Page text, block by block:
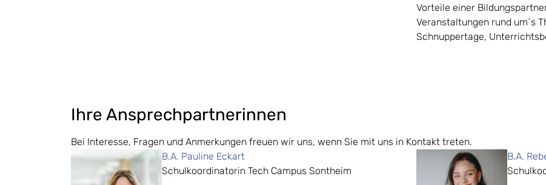
Vorteile einer
Veranstaltungen rund um´s
Schnuppertage,
Ihre Ansprechpartnerinnen
Bei Interesse, Fragen und Anmerkungen freuen wir uns, wenn Sie mit uns in Kontakt treten.
B.A. Pauline Eckart
Schulkoordinatorin Tech Campus Sontheim
B.A.